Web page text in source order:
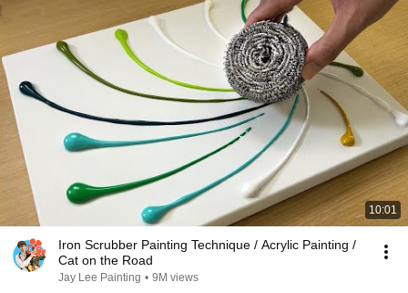
10:01
Iron Scrubber Painting Technique / Acrylic Painting /
Cat on the Road
Jay Lee Painting • 9M views